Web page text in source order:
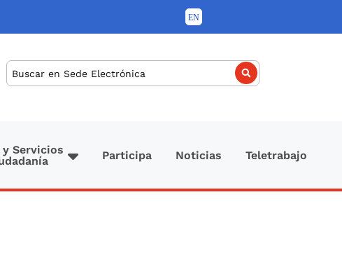
Buscar
Servicios
Participa Noticias Teletrabajo